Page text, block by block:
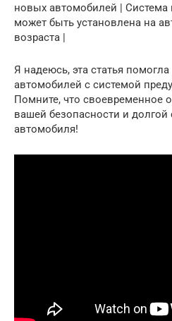
новых автомобилей |
может быть установлена на
возраста |
Я надеюсь, эта статья
автомобилей с системой
Помните, что своевременное
вашей безопасности и
автомобиля!